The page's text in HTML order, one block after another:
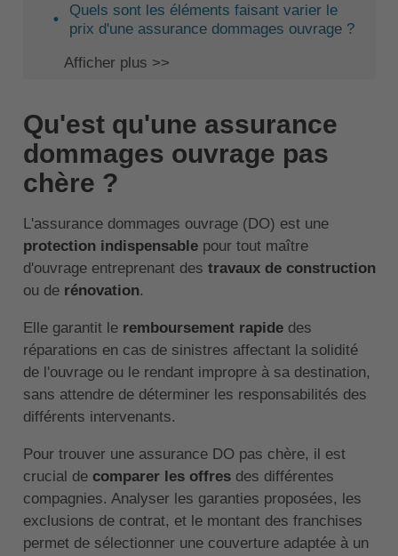
Quels sont les éléments faisant varier le
prix d'une assurance dommages ouvrage ?
Afficher plus >>
Qu'est qu'une assurance
dommages ouvrage pas
chère ?
L'assurance dommages ouvrage (DO) est une
protection indispensablepour tout maître
d'ouvrage entreprenant des travaux de construction
ou de rénovation.
Elle garantit le remboursement rapidedes
réparations en cas de sinistres affectant la solidité
de l'ouvrage ou le rendant impropre à sa destination,
sans attendre de déterminer les responsabilités des
différents intervenants.
Pour trouver une assurance DO pas chère, il est
crucial de comparer les offresdes différentes
compagnies. Analyser les garanties proposées, les
exclusions de contrat, et le montant des franchises
permet de sélectionner une couverture adaptée à un